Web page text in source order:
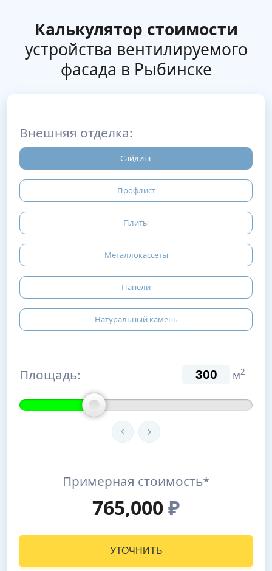
Калькулятор стоимости
устройства вентилируемого
фасада в Рыбинске
Внешняя отделка:
Сайдинг
Профлист
Плиты
Металлокассеты
Панели
Натуральный камень
Площадь: м2
Примерная стоимость*
765,000₽
УТОЧНИТЬ